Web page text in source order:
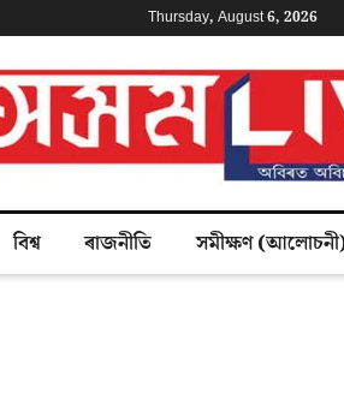
Thursday, August 6, 2026
বিশ্ব ৰাজনীতি সমীক্ষণ